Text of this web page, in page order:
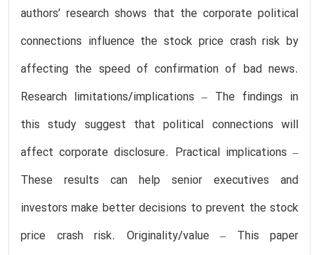
authors’ research shows that the corporate political
connections influence the stock price crash risk by
affecting the speed of confirmation of bad news.
Research limitations/implications – The findings in
this study suggest that political connections will
affect corporate disclosure. Practical implications –
These results can help senior executives and
investors make better decisions to prevent the stock
price crash risk. Originality/value – This paper